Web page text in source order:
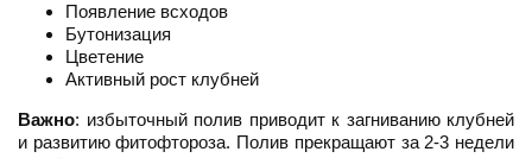
Появление всходов
Бутонизация
Цветение
Активный рост клубней
Важно: избыточный полив приводит к загниванию клубней
и развитию фитофтороза. Полив прекращают за 2-3 недели